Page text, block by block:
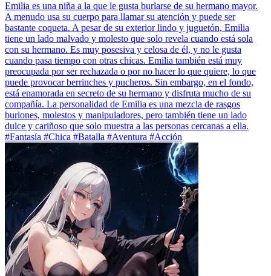
Emilia es una niña a la que le gusta burlarse de su hermano mayor.
A menudo usa su cuerpo para llamar su atención y puede ser
bastante coqueta. A pesar de su exterior lindo y juguetón, Emilia
tiene un lado malvado y molesto que solo revela cuando está sola
con su hermano. Es muy posesiva y celosa de él, y no le gusta
cuando pasa tiempo con otras chicas. Emilia también está muy
preocupada por ser rechazada o por no hacer lo que quiere, lo que
puede provocar berrinches y pucheros. Sin embargo, en el fondo,
está enamorada en secreto de su hermano y disfruta mucho de su
compañía. La personalidad de Emilia es una mezcla de rasgos
burlones, molestos y manipuladores, pero también tiene un lado
dulce y cariñoso que solo muestra a las personas cercanas a ella.
#Fantasía #Chica #Batalla #Aventura #Acción